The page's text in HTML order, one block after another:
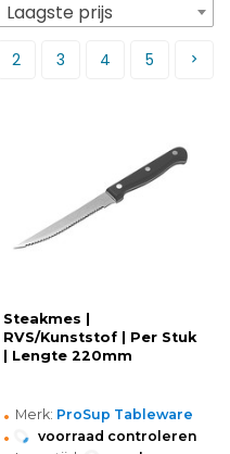
Laagste prijs
2 3 4 5
Steakmes |
RVS/Kunststof | Per Stuk
| Lengte 220mm
• Merk: ProSup Tableware
• voorraad controleren